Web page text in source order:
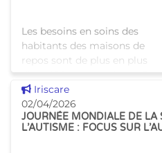
Les besoins en soins des
habitants des maisons de
repos sont de plus en plus
diversifiés et complexes.
mieux comprendre cette
évolution et adapter la
politique en conséquence,
Iriscare a men�
Voir cette news
Iriscare
02/04/2026
JOURNÉE MONDIALE DE LA
L’AUTISME : FOCUS SUR